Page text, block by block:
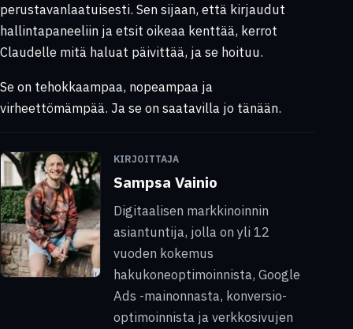
perustavanlaatuisesti. Sen sijaan, että kirjaudut
hallintapaneeliin ja etsit oikeaa kenttää, kerrot
Claudelle mitä haluat päivittää, ja se hoituu.
Se on tehokkaampaa, nopeampaa ja
virheettömämpää. Ja se on saatavilla jo tänään.
KIRJOITTAJA
Sampsa Vainio
Digitaalisen markkinoinnin
asiantuntija, jolla on yli 12
vuoden kokemus
hakukoneoptimoinnista, Google
Ads -mainonnasta, konversio-
optimoinnista ja verkkosivujen